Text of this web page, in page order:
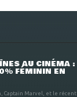
AU CINÉMA :
FÉMININ EN
Captain Marvel, et le récent